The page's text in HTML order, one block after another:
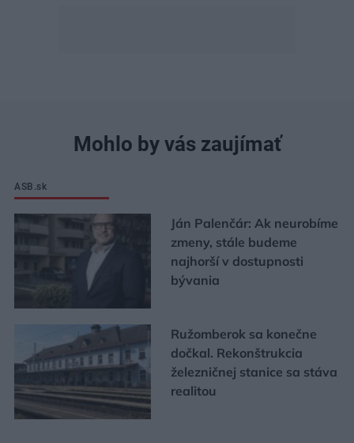
Mohlo by vás zaujímať
ASB.sk
Ján Palenčár: Ak neurobíme
zmeny, stále budeme
najhorší v dostupnosti
bývania
Ružomberok sa konečne
dočkal. Rekonštrukcia
železničnej stanice sa stáva
realitou